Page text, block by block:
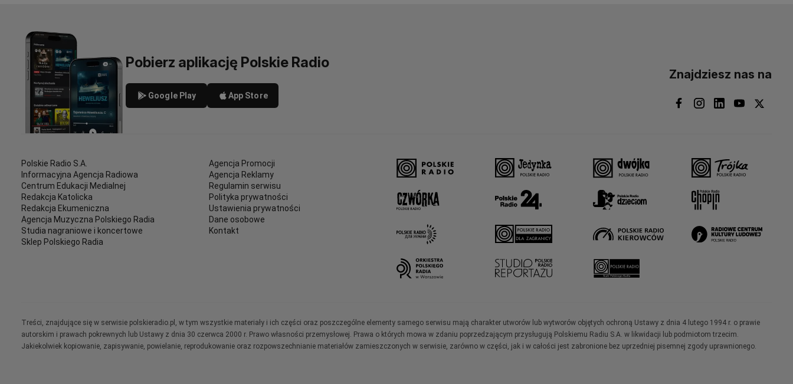
Pobierz aplikację Polskie Radio
Google Play App Store
Znajdziesz nas na
Polskie Radio S.A.
Informacyjna Agencja Radiowa
Centrum Edukacji Medialnej
Redakcja Katolicka
Redakcja Ekumeniczna
Agencja Muzyczna Polskiego Radia
Studia nagraniowe i koncertowe
Sklep Polskiego Radia
Agencja Promocji
Agencja Reklamy
Regulamin serwisu
Polityka prywatności
Ustawienia prywatności
Dane osobowe
Kontakt
Treści, znajdujące się w serwisie polskieradio.pl, w tym wszystkie materiały i ich części oraz poszczególne elementy samego serwisu mają charakter utworów lub wytworów objętych ochroną Ustawy z dnia 4 lutego 1994 r. o prawie
autorskim i prawach pokrewnych lub Ustawy z dnia 30 czerwca 2000 r. Prawo własności przemysłowej. Prawa o których mowa w zdaniu poprzedzającym przysługują Polskiemu Radiu S.A. w likwidacji lub podmiotom trzecim.
Jakiekolwiek kopiowanie, zapisywanie, powielanie, reprodukowanie oraz rozpowszechnianie materiałów zamieszczonych w serwisie, zarówno w części, jak i w całości jest zabronione bez uprzedniej pisemnej zgody uprawnionego.